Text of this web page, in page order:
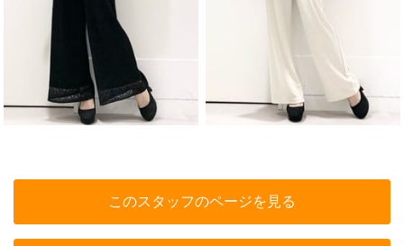
このスタッフのページを見る